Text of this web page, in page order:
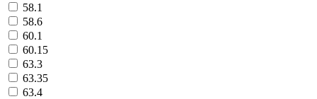
58.1
58.6
60.1
60.15
63.3
63.35
63.4